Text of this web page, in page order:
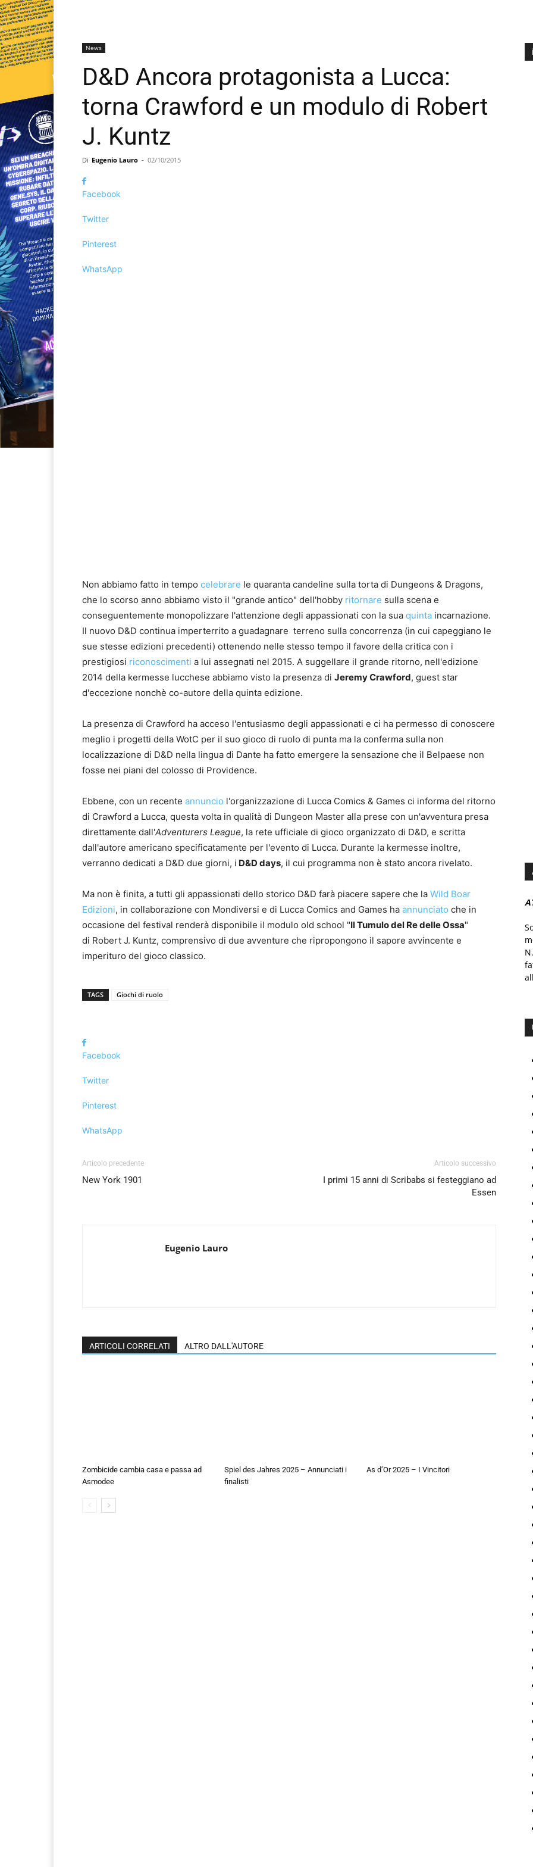
News
D&D Ancora protagonista a Lucca:
torna Crawford e un modulo di Robert
J. Kuntz
Di Eugenio Lauro - 02/10/2015
Facebook
Twitter
Pinterest
WhatsApp
Non abbiamo fatto in tempo celebrare le quaranta candeline sulla torta di Dungeons & Dragons,
che lo scorso anno abbiamo visto il "grande antico" dell'hobby ritornare sulla scena e
conseguentemente monopolizzare l'attenzione degli appassionati con la sua quinta incarnazione.
Il nuovo D&D continua imperterrito a guadagnare terreno sulla concorrenza (in cui capeggiano le
sue stesse edizioni precedenti) ottenendo nelle stesso tempo il favore della critica con i
prestigiosi riconoscimenti a lui assegnati nel 2015. A suggellare il grande ritorno, nell'edizione
2014 della kermesse lucchese abbiamo visto la presenza di Jeremy Crawford, guest star
d'eccezione nonchè co-autore della quinta edizione.
La presenza di Crawford ha acceso l'entusiasmo degli appassionati e ci ha permesso di conoscere
meglio i progetti della WotC per il suo gioco di ruolo di punta ma la conferma sulla non
localizzazione di D&D nella lingua di Dante ha fatto emergere la sensazione che il Belpaese non
fosse nei piani del colosso di Providence.
Ebbene, con un recente annuncio l'organizzazione di Lucca Comics & Games ci informa del ritorno
di Crawford a Lucca, questa volta in qualità di Dungeon Master alla prese con un'avventura presa
direttamente dall'Adventurers League, la rete ufficiale di gioco organizzato di D&D, e scritta
dall'autore americano specificatamente per l'evento di Lucca. Durante la kermesse inoltre,
verranno dedicati a D&D due giorni, i D&D days, il cui programma non è stato ancora rivelato.
Ma non è finita, a tutti gli appassionati dello storico D&D farà piacere sapere che la Wild Boar
Edizioni, in collaborazione con Mondiversi e di Lucca Comics and Games ha annunciato che in
occasione del festival renderà disponibile il modulo old school "Il Tumulo del Re delle Ossa"
di Robert J. Kuntz, comprensivo di due avventure che ripropongono il sapore avvincente e
imperituro del gioco classico.
TAGS Giochi di ruolo
Facebook
Twitter
Pinterest
WhatsApp
Articolo precedente
New York 1901
Articolo successivo
I primi 15 anni di Scribabs si festeggiano ad
Essen
Eugenio Lauro
ARTICOLI CORRELATI ALTRO DALL'AUTORE
Zombicide cambia casa e passa ad
Asmodee
Spiel des Jahres 2025 – Annunciati i
finalisti
As d’Or 2025 – I Vincitori